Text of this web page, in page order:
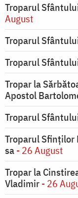
Troparul
August
Troparul
Troparul
Tropar la
Apostol
Troparul
Troparul Sfinţilor
sa- 26 August
Tropar la
Vladimir- 26